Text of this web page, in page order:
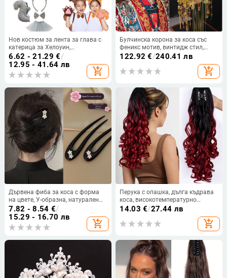
Нов костюм за лента за глава с
катерица за Хелоуин,
Великденска лента за глава с
животни, деца, анимационни
сладки плюшени топки
6.62 - 21.29 €/
12.95 - 41.64 лв
add_shopping_cart
Булчинска корона за коса със
феникс мотив, винтидж стил,
сплав, ръчна изработка,
122.92 €/240.41 лв
add_shopping_cart
Дървена фиба за коса с форма
на цвете, У-образна, натурален
стил, пролет 2025, аксесоар за
глава
7.82 - 8.54 €/
15.29 - 16.70 лв
add_shopping_cart
Перука с опашка, дълга къдрава
коса, високотемпературно
влакно, боядисва се, механизъм
14.03 €/27.44 лв
add_shopping_cart